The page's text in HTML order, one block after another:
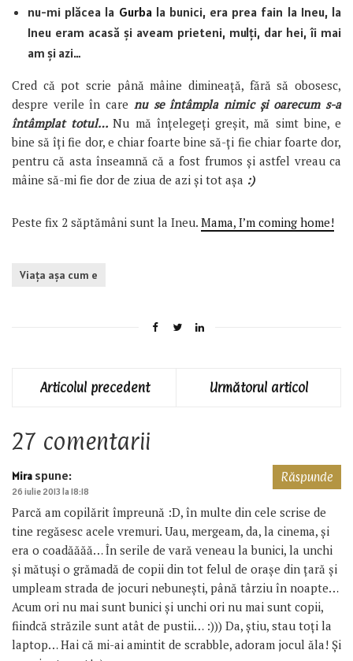
nu-mi plăcea la Gurbala bunici, era prea fain la Ineu, la
Ineu eram acasă și aveam prieteni, mulți, dar hei, îi mai
am și azi…
Cred că pot scrie până mâine dimineață, fără să obosesc,
despre verile în care nu se întâmpla nimic și oarecum s-a
întâmplat totul…Nu mă înțelegeți greșit, mă simt bine, e
bine să îți fie dor, e chiar foarte bine să-ți fie chiar foarte dor,
pentru că asta înseamnă că a fost frumos și astfel vreau ca
mâine să-mi fie dor de ziua de azi și tot așa :)
Peste fix 2 săptămâni sunt la Ineu. Mama, I’m coming home!
Viaţa aşa cum e
Articolul precedent Următorul articol
27 comentarii
Mira spune:
26 iulie 2013 la 18:18
Parcă am copilărit împreună :D, în multe din cele scrise de
tine regăsesc acele vremuri. Uau, mergeam, da, la cinema, şi
era o coadăăăă… În serile de vară veneau la bunici, la unchi
şi mătuşi o grămadă de copii din tot felul de oraşe din ţară şi
umpleam strada de jocuri nebuneşti, până târziu în noapte…
Acum ori nu mai sunt bunici şi unchi ori nu mai sunt copii,
fiindcă străzile sunt atât de pustii… :))) Da, ştiu, stau toţi la
laptop… Hai că mi-ai amintit de scrabble, adoram jocul ăla! Şi
Răspunde